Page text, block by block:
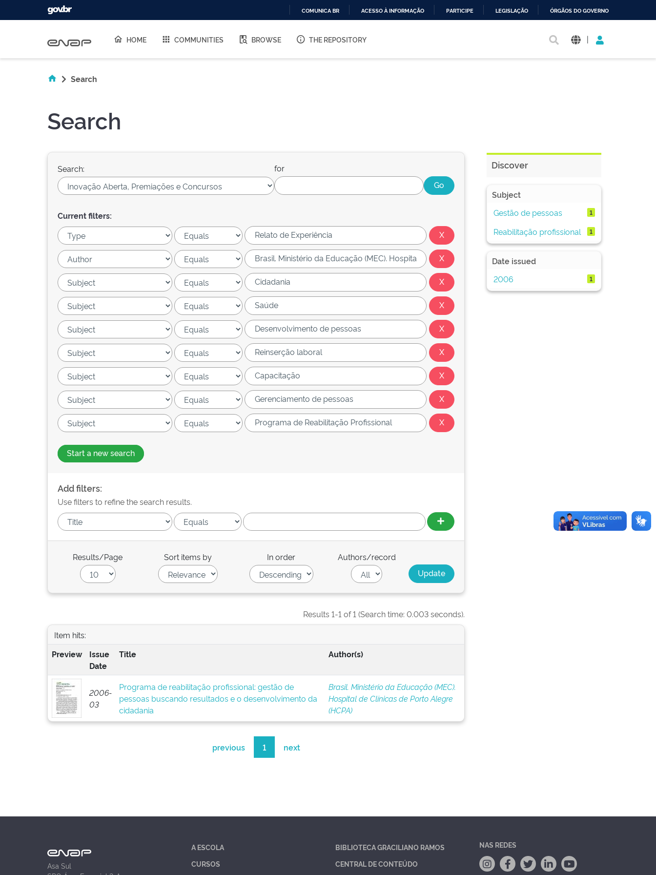
O
COMUNICA BR ACESSO À INFORMAÇÃO PARTICIPE LEGISLAÇÃO ÓRGÃOS DO GOVERNO
HOME COMMUNITIES BROWSE THE REPOSITORY |
Search
Search
Search: for
Current filters:
Start a new search
Add filters:
Use filters to refine the search results.
Results/Page Sort items by In order Authors/record
Results 1-1 of 1 (Search time: 0.003 seconds).
Item hits:
Preview
Issue
Date
Title Author(s)
2006-
03
Programa de reabilitação profissional: gestão de
pessoas buscando resultados e o desenvolvimento da
cidadania
Brasil. Ministério da Educação (MEC).
Hospital de Clínicas de Porto Alegre
(HCPA)
previous 1 next
Discover
Subject
Gestão de pessoas
1
Reabilitação profissional 1
Date issued
2006
1
Asa Sul
A ESCOLA
CURSOS
BIBLIOTECA GRACILIANO RAMOS
CENTRAL DE CONTEÚDO
NAS REDES